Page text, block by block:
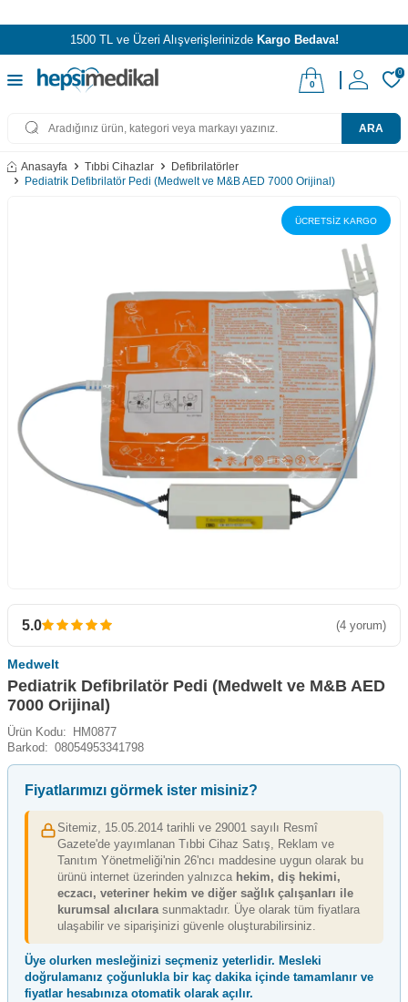
1500 TL ve Üzeri Alışverişlerinizde Kargo Bedava!
ARA
0
0
Anasayfa Tıbbi Cihazlar
Defibrilatörler
Pediatrik Defibrilatör Pedi (Medwelt ve M&B AED 7000 Orijinal)
ÜCRETSİZ KARGO
5.0 (4 yorum)
Medwelt
Pediatrik Defibrilatör Pedi (Medwelt ve M&B AED
7000 Orijinal)
Ürün Kodu:
HM0877
Barkod: 08054953341798
Fiyatlarımızı görmek ister misiniz?
Sitemiz, 15.05.2014 tarihli ve 29001 sayılı Resmî
Gazete'de yayımlanan Tıbbi Cihaz Satış, Reklam ve
Tanıtım Yönetmeliği'nin 26'ncı maddesine uygun olarak bu
ürünü internet üzerinden yalnızca hekim, diş hekimi,
eczacı, veteriner hekim ve diğer sağlık çalışanları ile
kurumsal alıcılarasunmaktadır. Üye olarak tüm fiyatlara
ulaşabilir ve siparişinizi güvenle oluşturabilirsiniz.
Üye olurken mesleğinizi seçmeniz yeterlidir. Mesleki
doğrulamanız çoğunlukla bir kaç dakika içinde tamamlanır ve
fiyatlar hesabınıza otomatik olarak açılır.